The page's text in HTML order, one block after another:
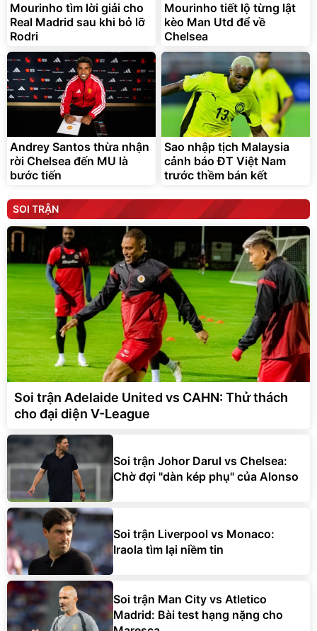
Mourinho tìm lời giải cho
Real Madrid sau khi bỏ lỡ
Rodri
Mourinho tiết lộ từng lật
kèo Man Utd để về
Chelsea
Andrey Santos thừa nhận
rời Chelsea đến MU là
bước tiến
Sao nhập tịch Malaysia
cảnh báo ĐT Việt Nam
trước thềm bán kết
SOI TRẬN
Soi trận Adelaide United vs CAHN: Thử thách
cho đại diện V-League
Soi trận Johor Darul vs Chelsea:
Chờ đợi "dàn kép phụ" của Alonso
Soi trận Liverpool vs Monaco:
Iraola tìm lại niềm tin
Soi trận Man City vs Atletico
Madrid: Bài test hạng nặng cho